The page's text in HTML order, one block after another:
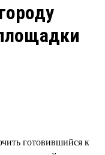
готовившийся к